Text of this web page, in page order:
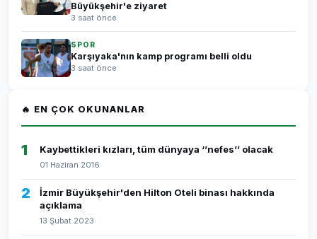
Büyükşehir'e ziyaret
3 saat önce
SPOR
Karşıyaka'nın kamp programı belli oldu
3 saat önce
🔥 EN ÇOK OKUNANLAR
1 Kaybettikleri kızları, tüm dünyaya ‘’nefes’’ olacak
01 Haziran 2016
2
İzmir Büyükşehir'den Hilton Oteli binası hakkında
açıklama
13 Şubat 2023